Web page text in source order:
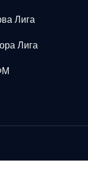
Лига
Лига